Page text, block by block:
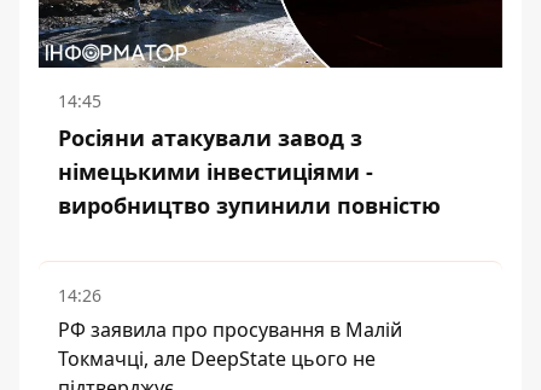
14:45
Росіяни атакували завод з
німецькими інвестиціями -
виробництво зупинили повністю
14:26
РФ заявила про просування в Малій
Токмачці, але DeepState цього не